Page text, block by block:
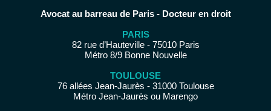
Avocat au barreau de Paris - Docteur en droit
PARIS
82 rue d’Hauteville - 75010 Paris
Métro 8/9 Bonne Nouvelle
TOULOUSE
76 allées Jean-Jaurès - 31000 Toulouse
Métro Jean-Jaurès ou Marengo